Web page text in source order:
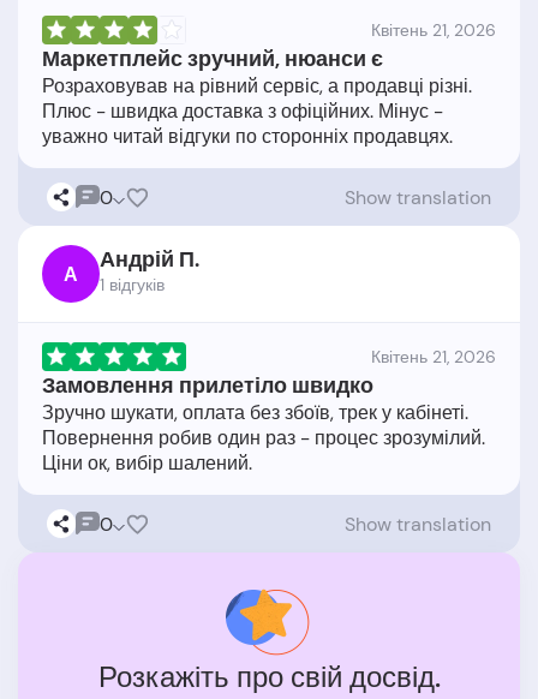
Квітень 21, 2026
Маркетплейс зручний, нюанси є
Розраховував на рівний сервіс, а продавці різні.
Плюс - швидка доставка з офіційних. Мінус -
0 Show translation
А Андрій П.
1 відгукiв
Квітень 21, 2026
Замовлення прилетіло швидко
Зручно шукати, оплата без збоїв, трек у кабінеті.
Повернення робив один раз - процес зрозумілий.
0 Show translation
Розкажіть про свій досвід.